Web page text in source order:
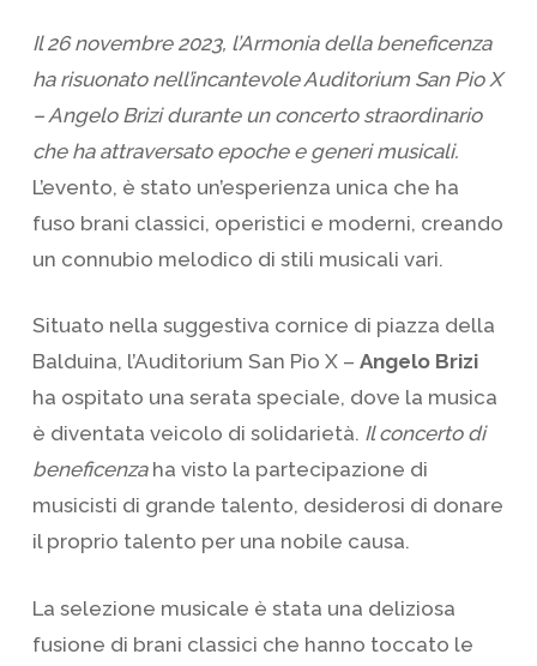
Il 26 novembre 2023, l’Armonia della beneficenza
ha risuonato nell’incantevole Auditorium San Pio X
– Angelo Brizi durante un concerto straordinario
che ha attraversato epoche e generi musicali.
L’evento, è stato un’esperienza unica che ha
fuso brani classici, operistici e moderni, creando
un connubio melodico di stili musicali vari.
Situato nella suggestiva cornice di piazza della
Balduina, l’Auditorium San Pio X – Angelo Brizi
ha ospitato una serata speciale, dove la musica
è diventata veicolo di solidarietà. Il concerto di
beneficenzaha visto la partecipazione di
musicisti di grande talento, desiderosi di donare
il proprio talento per una nobile causa.
La selezione musicale è stata una deliziosa
fusione di brani classici che hanno toccato le